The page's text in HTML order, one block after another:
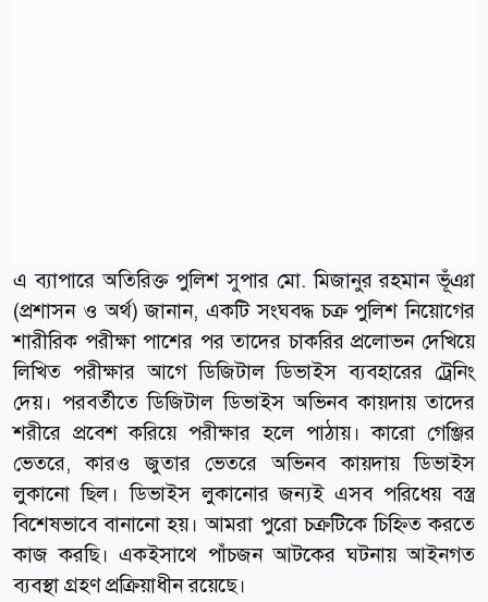
এ ব্যাপারে অতিরিক্ত পুলিশ সুপার মো. মিজানুর রহমান ভূঁঞা
(প্রশাসন ও অর্থ) জানান, একটি সংঘবদ্ধ চক্র পুলিশ নিয়োগের
শারীরিক পরীক্ষা পাশের পর তাদের চাকরির প্রলোভন দেখিয়ে
লিখিত পরীক্ষার আগে ডিজিটাল ডিভাইস ব্যবহারের ট্রেনিং
দেয়। পরবর্তীতে ডিজিটাল ডিভাইস অভিনব কায়দায় তাদের
শরীরে প্রবেশ করিয়ে পরীক্ষার হলে পাঠায়। কারো গেঞ্জির
ভেতরে, কারও জুতার ভেতরে অভিনব কায়দায় ডিভাইস
লুকানো ছিল। ডিভাইস লুকানোর জন্যই এসব পরিধেয় বস্ত্র
বিশেষভাবে বানানো হয়। আমরা পুরো চক্রটিকে চিহ্নিত করতে
কাজ করছি। একইসাথে পাঁচজন আটকের ঘটনায় আইনগত
ব্যবস্থা গ্রহণ প্রক্রিয়াধীন রয়েছে।